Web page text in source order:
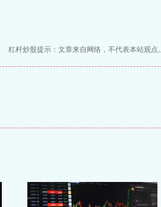
杠杆炒股提示：文章来自网络，不代表本站观点。